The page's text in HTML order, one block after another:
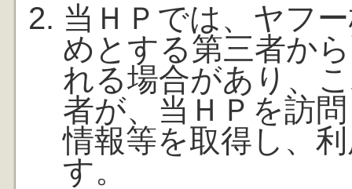
当ＨＰでは、ヤフ
めとする第三者か
れる場合があり、
者が、当ＨＰを訪
情報等を取得し、
す。